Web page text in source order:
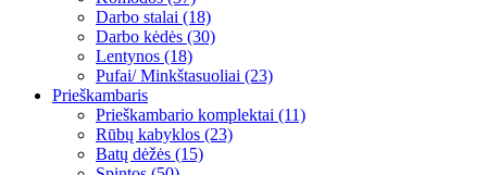
Darbo stalai (18)
Darbo kėdės (30)
Lentynos (18)
Pufai/ Minkštasuoliai (23)
Prieškambaris
Prieškambario komplektai (11)
Rūbų kabyklos (23)
Batų dėžės (15)